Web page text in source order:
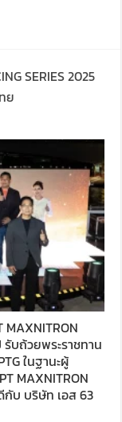
SERIES 2025
ย
รับถ้วยพระราชทาน
ในฐานะผู้
MAXNITRON
กับ บริษัท เอส 63